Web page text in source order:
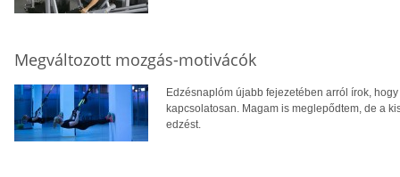
Megváltozott mozgás-motivácók
Edzésnaplóm újabb fejezetében arról írok,
kapcsolatosan. Magam is meglepődtem, de a
edzést.